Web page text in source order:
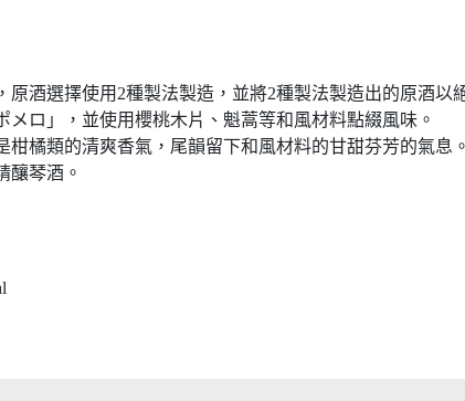
酒選擇使用2種製法製造，並將2種製法製造出的原酒以
ロ」，並使用櫻桃木片、魁蒿等和風材料點綴風味。
橘類的清爽香氣，尾韻留下和風材料的甘甜芬芳的氣息。
釀琴酒。